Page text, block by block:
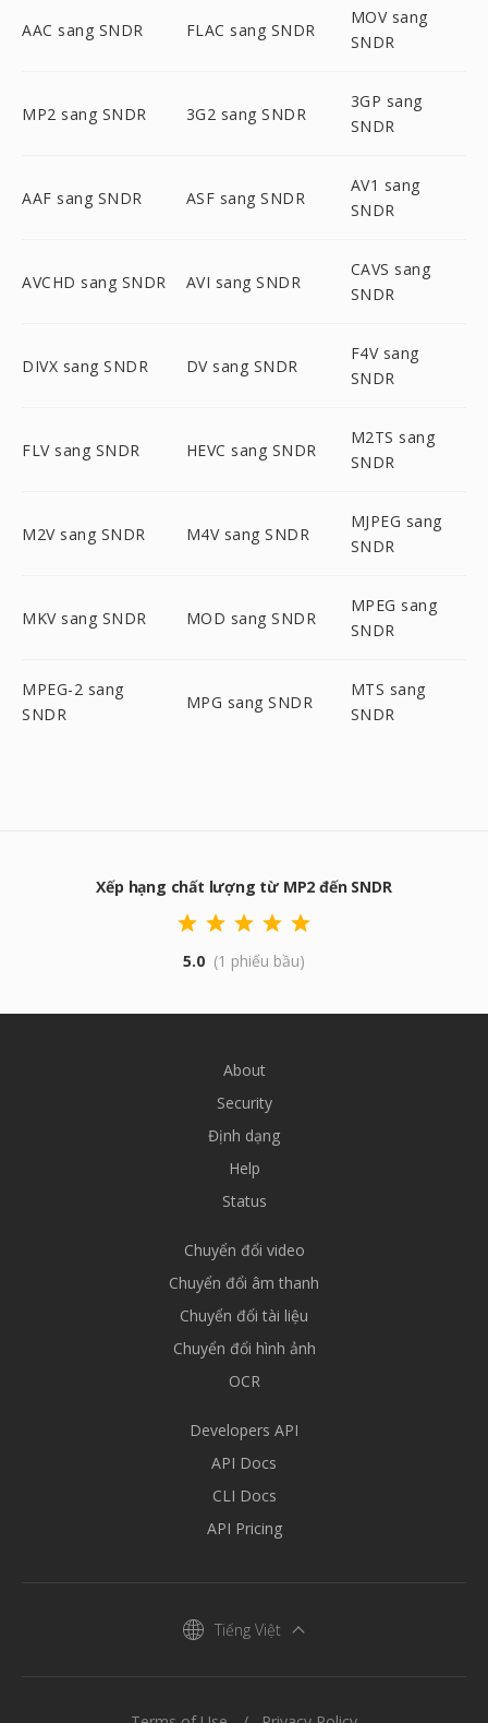
AAC sang SNDR FLAC sang SNDR
MOV sang
SNDR
MP2 sang SNDR 3G2 sang SNDR
3GP sang
SNDR
AAF sang SNDR ASF sang SNDR
AV1 sang
SNDR
AVCHD sang SNDR AVI sang SNDR
CAVS sang
SNDR
DIVX sang SNDR DV sang SNDR
F4V sang
SNDR
FLV sang SNDR HEVC sang SNDR
M2TS sang
SNDR
M2V sang SNDR M4V sang SNDR
MJPEG sang
SNDR
MKV sang SNDR MOD sang SNDR
MPEG sang
SNDR
MPEG-2 sang
SNDR
MPG sang SNDR
MTS sang
SNDR
Xếp hạng chất lượng từ MP2 đến SNDR
5.0 (1 phiếu bầu)
About
Security
Định dạng
Help
Status
Chuyển đổi video
Chuyển đổi âm thanh
Chuyển đổi tài liệu
Chuyển đổi hình ảnh
OCR
Developers API
API Docs
CLI Docs
API Pricing
Tiếng Việt